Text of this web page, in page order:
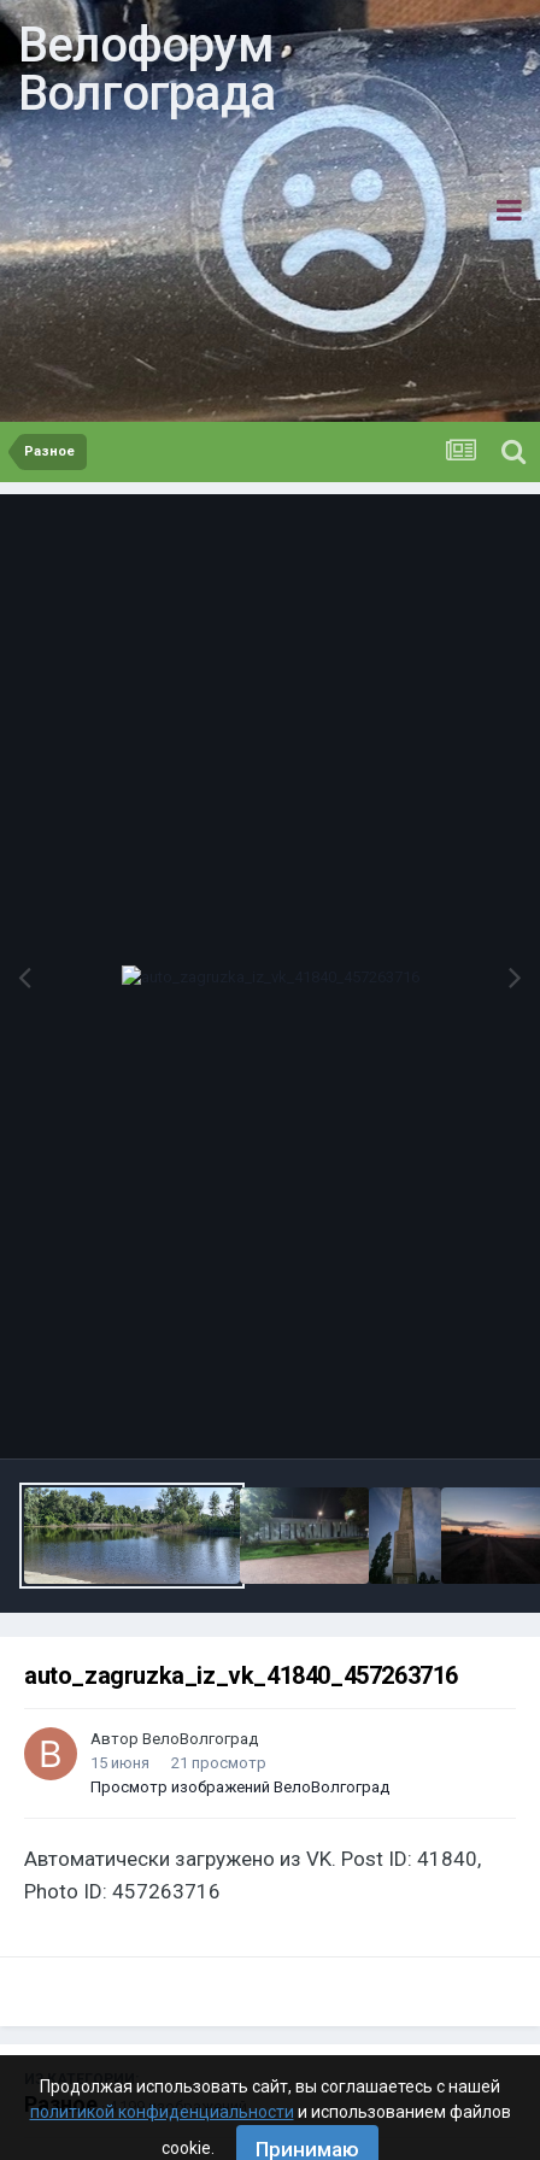
Велофорум
Волгограда
Разное
auto_zagruzka_iz_vk_41840_457263716
Автор ВелоВолгоград
15 июня
21 просмотр
Просмотр изображений ВелоВолгоград
Автоматически загружено из VK. Post ID: 41840,
Photo ID: 457263716
ИЗ КАТЕГОРИИ:
Разное · 4 199 изображений
Продолжая использовать сайт, вы соглашаетесь с нашей
политикой конфиденциальности и использованием файлов
cookie.
Принимаю